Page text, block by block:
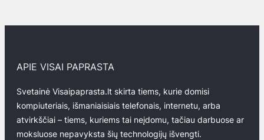
APIE VISAI PAPRASTA
Svetainė Visaipaprasta.lt skirta tiems, kurie domisi
kompiuteriais, išmaniaisiais telefonais, internetu, arba
atvirkščiai – tiems, kuriems tai neįdomu, tačiau darbuose ar
moksluose nepavyksta šių technologijų išvengti.